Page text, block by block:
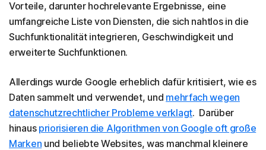
Vorteile, darunter hochrelevante Ergebnisse, eine
umfangreiche Liste von Diensten, die sich nahtlos in die
Suchfunktionalität integrieren, Geschwindigkeit und
erweiterte Suchfunktionen.
Allerdings wurde Google erheblich dafür kritisiert, wie es
Daten sammelt und verwendet, und mehrfach wegen
datenschutzrechtlicher Probleme verklagt. Darüber
hinaus priorisieren die Algorithmen von Google oft große
Marken und beliebte Websites, was manchmal kleinere